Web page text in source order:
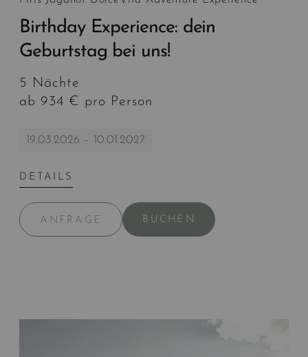
Birthday Experience: dein
Geburtstag bei uns!
5 Nächte
ab 934 € pro Person
19.03.2026 – 10.01.2027
DETAILS
ANFRAGE BUCHEN